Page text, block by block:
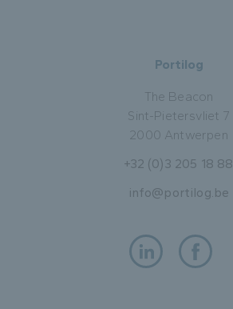
Portilog
The Beacon
Sint-Pietersvliet 7
2000 Antwerpen
+32 (0)3 205 18 88
info@portilog.be